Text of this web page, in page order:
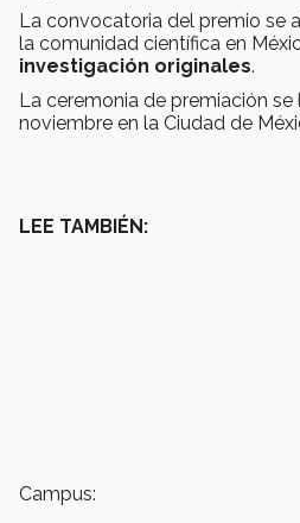
La convocatoria del premio se
la comunidad científica en
investigación originales.
La ceremonia de premiación
noviembre en la Ciudad de
LEE TAMBIÉN:
Campus: